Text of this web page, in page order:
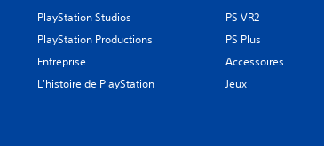
PlayStation Studios
PlayStation Productions
Entreprise
L'histoire de PlayStation
PS VR2
PS Plus
Accessoires
Jeux